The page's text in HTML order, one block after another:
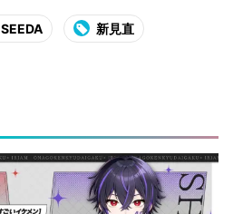
SEEDA 新見直